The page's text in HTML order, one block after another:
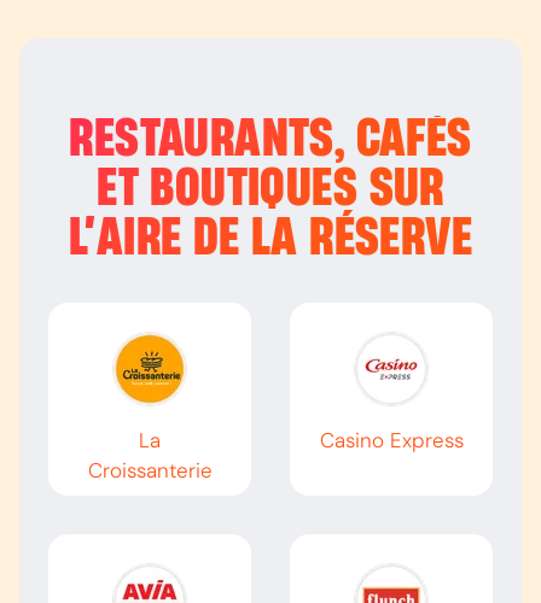
RESTAURANTS, CAFÉS
ET BOUTIQUES SUR
L’AIRE DE LA RÉSERVE
La
Croissanterie
Casino Express